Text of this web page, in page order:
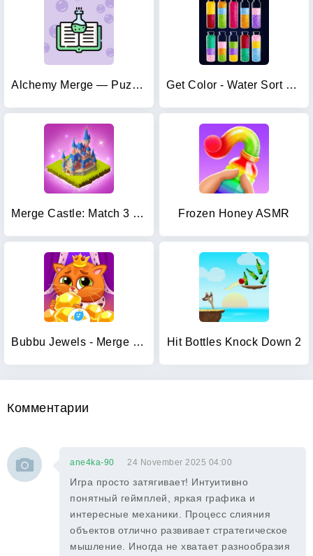
Alchemy Merge — Puzzle Game Get Color - Water Sort Puzzle
Merge Castle: Match 3 Puzzle Frozen Honey ASMR
Bubbu Jewels - Merge Puzzle Hit Bottles Knock Down 2
Комментарии
ane4ka-90 24 November 2025 04:00
Игра просто затягивает! Интуитивно
понятный геймплей, яркая графика и
интересные механики. Процесс слияния
объектов отлично развивает стратегическое
мышление. Иногда не хватает разнообразия